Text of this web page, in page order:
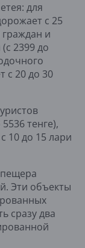
для
с 25
граждан и
2399 до
с 20 до 30
тенге),
10 до 15 лари
Эти объекты
сразу два